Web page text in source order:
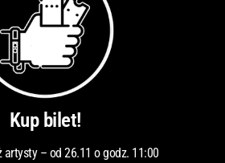
Kup bilet!
artysty – od 26.11 o godz. 11:00